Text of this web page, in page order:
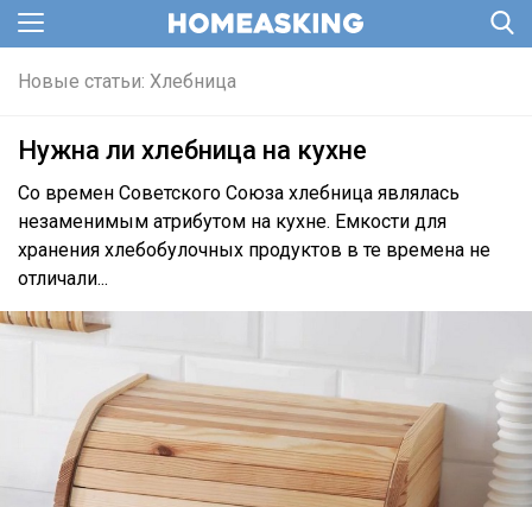
Новые статьи: Хлебница
Нужна ли хлебница на кухне
Со времен Советского Союза хлебница являлась
незаменимым атрибутом на кухне. Емкости для
хранения хлебобулочных продуктов в те времена не
отличали...